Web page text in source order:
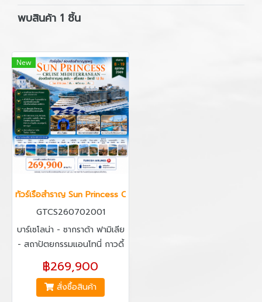
พบสินค้า 1 ชิ้น
New
ทัวร์เรือสำราญ Sun Princess Cruise Mediterranean สเปน ฝรั่งเศส
GTCS260702001
บาร์เซโลน่า - ซากราด้า ฟามิเลีย
- สถาปัตยกรรมแอนโทนี่ กาวดี้
- ช้อปปิ้งถนนลาลัมบร้า เกาะอิบิ
ซ่า - มาร์กเซย - เกาะคอร์ซิก้า -
เจนัว - ซานต้า มาร์การิต้า ลิกู
฿269,900
สั่งซื้อสินค้า